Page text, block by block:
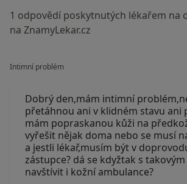
1 odpovědí poskytnutých lékařem na
na ZnamyLekar.cz
Intimní problém
Dobrý den,mám intimní
přetáhnou ani v klidném stavu ani
mám popraskanou kůži na
vyřešit nějak doma nebo se musí
a jestli lékař,musím být v
zástupce? dá se kdyžtak s
navštívit i kožní ambulance?